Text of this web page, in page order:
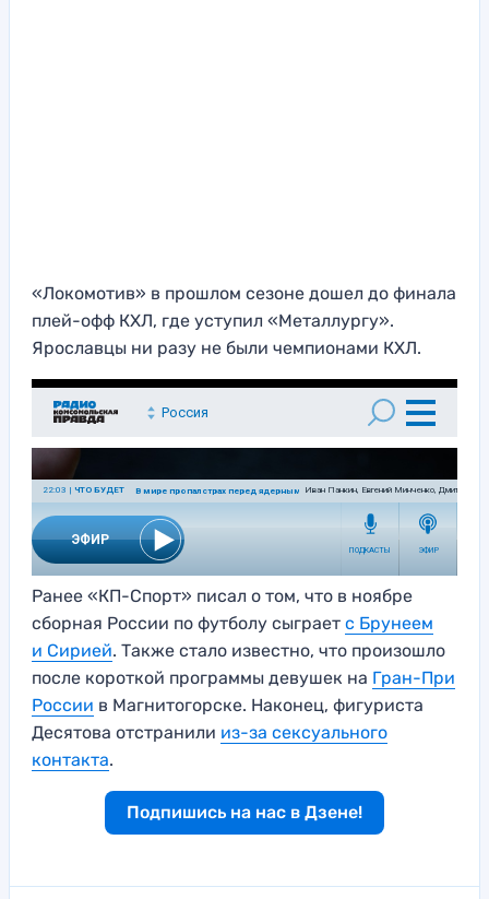
«Локомотив» в прошлом сезоне дошел до финала
плей-офф КХЛ, где уступил «Металлургу».
Ярославцы ни разу не были чемпионами КХЛ.
Ранее «КП-Спорт» писал о том, что в ноябре
сборная России по футболу сыграет с Брунеем
и Сирией. Также стало известно, что произошло
после короткой программы девушек на Гран-При
России в Магнитогорске. Наконец, фигуриста
Десятова отстранили из-за сексуального
контакта.
Подпишись на нас в Дзене!